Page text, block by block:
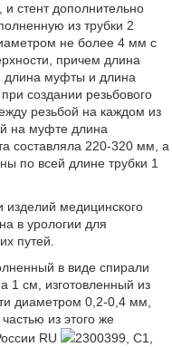
стент дополнительно
из трубки 2
не более 4 мм с
причем длина
длина муфты и длина
создании резьбового
резьбой на каждом из
на муфте длина
составляла 220-320 мм, а
по всей длине трубки 1
изделий медицинского
в урологии для
путей.
в виде спирали
1 см, изготовленный из
диаметром 0,2-0,4 мм,
из этого же
RU
2300399, C1,